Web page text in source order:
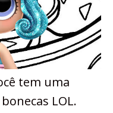
tem uma
LOL.